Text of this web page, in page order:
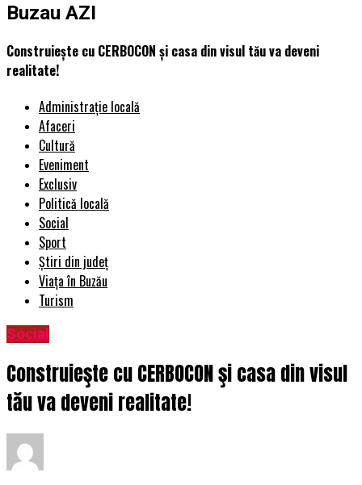
Buzau AZI
Construieşte cu CERBOCON şi casa din visul tău va deveni
realitate!
Administrație locală
Afaceri
Cultură
Eveniment
Exclusiv
Politică locală
Social
Sport
Știri din județ
Viața în Buzău
Turism
Social
Construieşte cu CERBOCON şi casa din visul
tău va deveni realitate!